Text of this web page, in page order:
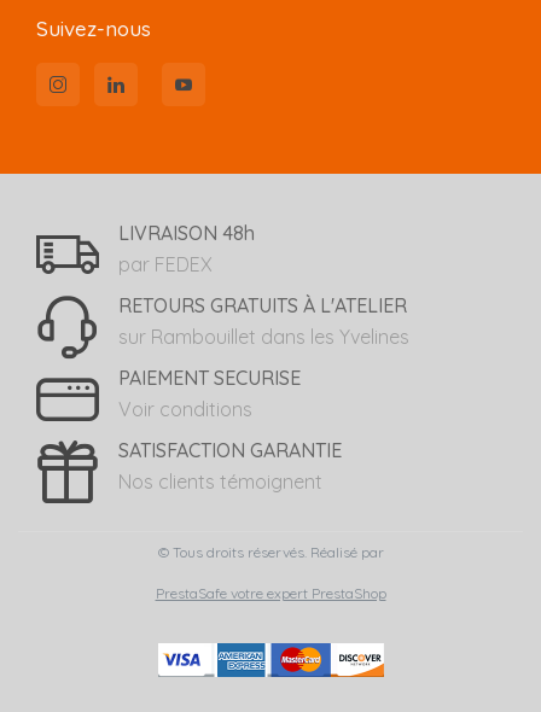
Suivez-nous
LIVRAISON 48h
par FEDEX
RETOURS GRATUITS À L'ATELIER
sur Rambouillet dans les Yvelines
PAIEMENT SECURISE
Voir conditions
SATISFACTION GARANTIE
Nos clients témoignent
© Tous droits réservés. Réalisé par
PrestaSafe votre expert PrestaShop